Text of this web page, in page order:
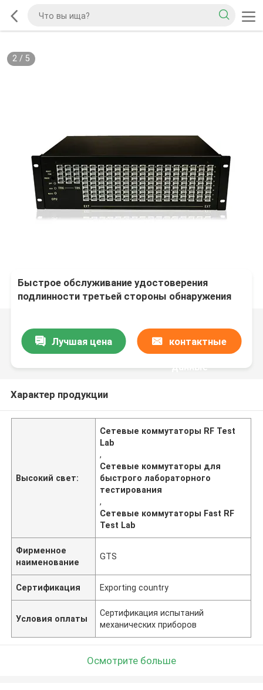
2/ 5
Быстрое обслуживание удостоверения
подлинности третьей стороны обнаружения
Лучшая цена
контактные
данные
Характер продукции
Высокий свет:
Сетевые коммутаторы RF Test
Lab
,
Сетевые коммутаторы для
быстрого лабораторного
тестирования
,
Сетевые коммутаторы Fast RF
Test Lab
Фирменное
наименование
GTS
Сертификация Exporting country
Условия оплаты
Сертификация испытаний
механических приборов
Осмотрите больше